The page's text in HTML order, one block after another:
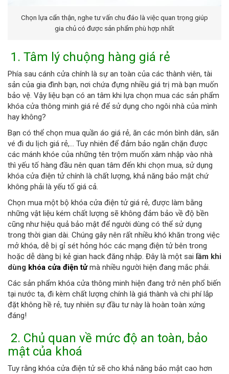
Chọn lựa cẩn thận, nghe tư vấn chu đáo là việc quan trọng giúp
gia chủ có được sản phẩm phù hợp nhất
1. Tâm lý chuộng hàng giá rẻ
Phía sau cánh cửa chính là sự an toàn của các thành viên, tài
sản của gia đình bạn, nơi chứa đựng nhiều giá trị mà bạn muốn
bảo vệ. Vậy liệu bạn có an tâm khi lựa chọn mua các sản phẩm
khóa cửa thông minh giá rẻ để sử dụng cho ngôi nhà của mình
hay không?
Bạn có thể chọn mua quần áo giá rẻ, ăn các món bình dân, săn
vé đi du lịch giá rẻ,… Tuy nhiên để đảm bảo ngăn chặn được
các mánh khóe của những tên trộm muốn xâm nhập vào nhà
thì yếu tố hàng đầu nên quan tâm đến khi chọn mua, sử dụng
khóa cửa điện tử chính là chất lượng, khả năng bảo mật chứ
không phải là yếu tố giá cả.
Chọn mua một bộ khóa cửa điện tử giá rẻ, được làm bằng
những vật liệu kém chất lượng sẽ không đảm bảo về độ bền
cũng như hiệu quả bảo mật để người dùng có thể sử dụng
trong thời gian dài. Chúng gây nên rất nhiều khó khăn trong việc
mở khóa, dễ bị gỉ sét hỏng hóc các mạng điện tử bên trong
hoặc dễ dàng bị kẻ gian hack đăng nhập. Đây là một sai lầm khi
dùng khóa cửa điện tửmà nhiều người hiện đang mắc phải.
Các sản phẩm khóa cửa thông minh hiện đang trở nên phổ biến
tại nước ta, đi kèm chất lượng chính là giá thành và chi phí lắp
đặt không hề rẻ, tuy nhiên sự đầu tư này là hoàn toàn xứng
đáng!
2. Chủ quan về mức độ an toàn, bảo
mật của khoá
Tuy rằng khóa cửa điện tử sẽ cho khả năng bảo mật cao hơn